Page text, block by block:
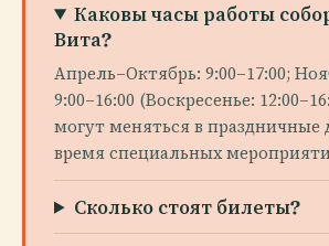
Каковы часы работы
Вита?
Апрель–Октябрь: 9:00–17:00;
9:00–16:00 (Воскресенье:
могут меняться в праздничные
время специальных
Сколько стоят билеты?